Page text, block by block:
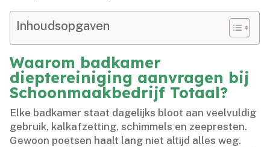
Inhoudsopgaven
Waarom badkamer
dieptereiniging aanvragen bij
Schoonmaakbedrijf Totaal?
Elke badkamer staat dagelijks bloot aan veelvuldig
gebruik, kalkafzetting, schimmels en zeepresten.​
Gewoon poetsen haalt lang niet altijd alles weg.​